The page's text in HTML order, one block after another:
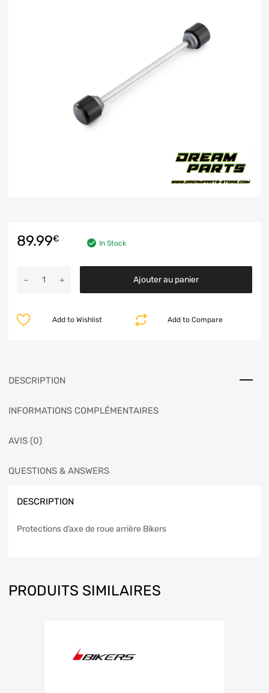
89.99€ In Stock
Ajouter au panier
Add to Compare
Add to Wishlist
DESCRIPTION
INFORMATIONS COMPLÉMENTAIRES
AVIS (0)
QUESTIONS & ANSWERS
DESCRIPTION
Protections d’axe de roue arrière Bikers
PRODUITS SIMILAIRES